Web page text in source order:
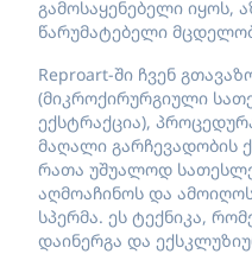
გამოსაყენებელი იყოს,
წარუმატებელი
Reproart-ში ჩვენ
(მიკროქირურგიული
ექსტრაქცია),
მაღალი გარჩევადობის
რათა უშუალოდ
აღმოაჩინოს და
სპერმა. ეს ტექნიკა,
დაინერგა და